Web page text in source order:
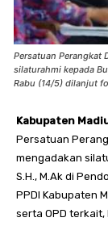
Persatuan Perangkat
silaturahmi kepada
Rabu (14/5) dilanjut
Kabupaten
Persatuan
mengadakan
S.H., M.Ak di
PPDI Kabupaten
serta OPD